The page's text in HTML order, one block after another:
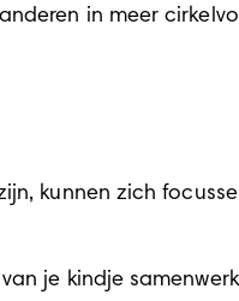
in meer
kunnen zich
je kindje